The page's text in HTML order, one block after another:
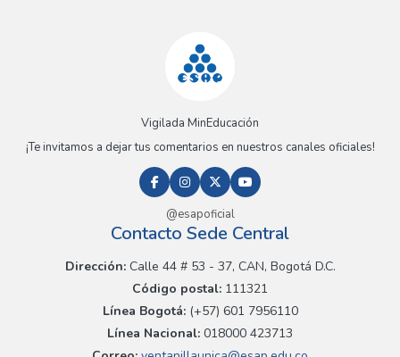
Vigilada MinEducación
¡Te invitamos a dejar tus comentarios en nuestros canales oficiales!
@esapoficial
Contacto Sede Central
Dirección:Calle 44 # 53 - 37, CAN, Bogotá D.C.
Código postal: 111321
Línea Bogotá:(+57) 601 7956110
Línea Nacional: 018000 423713